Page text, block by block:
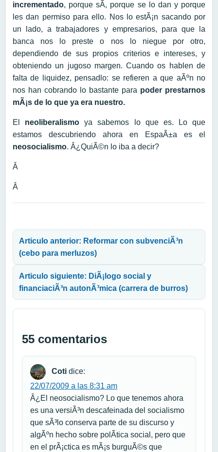
incrementado, porque sÃ­, porque se lo dan y porque
les dan permiso para ello. Nos lo estÃ¡n sacando por
un lado, a trabajadores y empresarios, para que la
banca nos lo preste o nos lo niegue por otro,
dependiendo de sus propios criterios e intereses, y
obteniendo un jugoso margen. Cuando os hablen de
falta de liquidez, pensadlo: se refieren a que aÃºn no
nos han cobrando lo bastante para poder prestarnos
mÃ¡s de lo que ya era nuestro.
El neoliberalismo ya sabemos lo que es. Lo que
estamos descubriendo ahora en EspaÃ±a es el
neosocialismo. Â¿QuiÃ©n lo iba a decir?
Â
Â
Articulo anterior: Reformar con subvenciÃ³n
(cebo para merluzos)
Articulo siguiente: DiÃ¡logo social y
financiaciÃ³n autonÃ³mica (carrera de burros)
55 comentarios
Coti dice:
22/07/2009 a las 8:31 am
Â¿El neosocialismo? Lo que tenemos ahora
es una versiÃ³n descafeinada del socialismo
que sÃ³lo conserva parte de su discurso y
algÃºn hecho sobre polÃ­tica social, pero que
en el prÃ¡ctica es mÃ¡s burguÃ©s que